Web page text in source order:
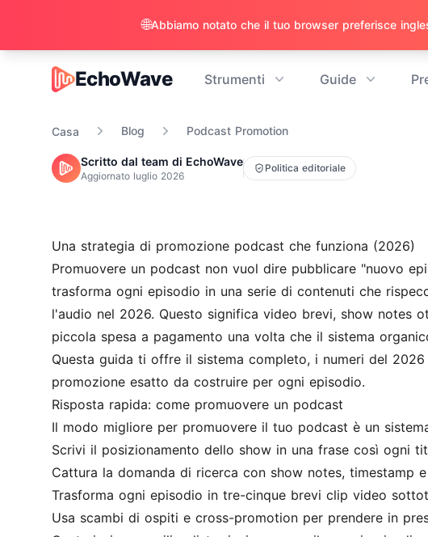
EchoWave
EchoWave Strumenti Guide
Casa Blog Podcast Promotion
Scritto dal team di EchoWave
Aggiornato luglio 2026
Politica editoriale
Una strategia di promozione podcast che funziona (2026)
Promuovere un podcast non vuol dire pubblicare "nuovo
trasforma ogni episodio in una serie di contenuti che
l'audio nel 2026. Questo significa video brevi, show notes
piccola spesa a pagamento una volta che il sistema
Questa guida ti offre il sistema completo, i numeri del
promozione esatto da costruire per ogni episodio.
Risposta rapida: come promuovere un podcast
Il modo migliore per promuovere il tuo podcast è un
Scrivi il posizionamento dello show in una frase così ogni
Cattura la domanda di ricerca con show notes, timestamp
Trasforma ogni episodio in tre-cinque brevi clip video
Usa scambi di ospiti e cross-promotion per prendere in
🌐